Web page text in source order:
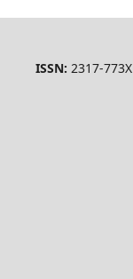
ISSN: 2317-773X